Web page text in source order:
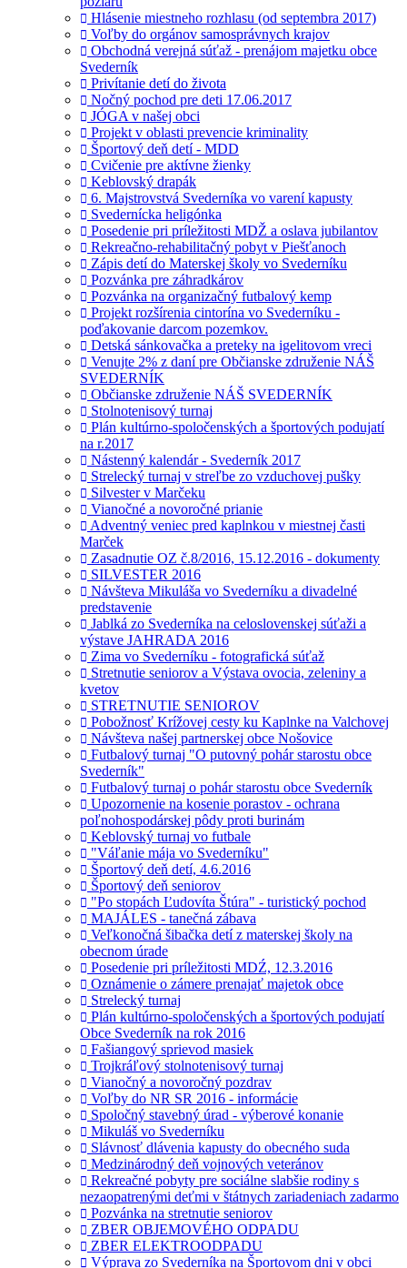
Hlásenie miestneho rozhlasu (od septembra 2017)
Voľby do orgánov samosprávnych krajov
Obchodná verejná súťaž - prenájom majetku obce
Svederník
Privítanie detí do života
Nočný pochod pre deti 17.06.2017
JÓGA v našej obci
Projekt v oblasti prevencie kriminality
Športový deň detí - MDD
Cvičenie pre aktívne žienky
Keblovský drapák
6. Majstrovstvá Svederníka vo varení kapusty
Svedernícka heligónka
Posedenie pri príležitosti MDŽ a oslava jubilantov
Rekreačno-rehabilitačný pobyt v Piešťanoch
Zápis detí do Materskej školy vo Svederníku
Pozvánka pre záhradkárov
Pozvánka na organizačný futbalový kemp
Projekt rozšírenia cintorína vo Svederníku -
poďakovanie darcom pozemkov.
Detská sánkovačka a preteky na igelitovom vreci
Venujte 2% z daní pre Občianske združenie NÁŠ
SVEDERNÍK
Občianske združenie NÁŠ SVEDERNÍK
Stolnotenisový turnaj
Plán kultúrno-spoločenských a športových podujatí
na r.2017
Nástenný kalendár - Svederník 2017
Strelecký turnaj v streľbe zo vzduchovej pušky
Silvester v Marčeku
Vianočné a novoročné prianie
Adventný veniec pred kaplnkou v miestnej časti
Marček
Zasadnutie OZ č.8/2016, 15.12.2016 - dokumenty
SILVESTER 2016
Návšteva Mikuláša vo Svederníku a divadelné
predstavenie
Jablká zo Svederníka na celoslovenskej súťaži a
výstave JAHRADA 2016
Zima vo Svederníku - fotografická súťaž
Stretnutie seniorov a Výstava ovocia, zeleniny a
kvetov
STRETNUTIE SENIOROV
Pobožnosť Krížovej cesty ku Kaplnke na Valchovej
Návšteva našej partnerskej obce Nošovice
Futbalový turnaj "O putovný pohár starostu obce
Svederník"
Futbalový turnaj o pohár starostu obce Svederník
Upozornenie na kosenie porastov - ochrana
poľnohospodárskej pôdy proti burinám
Keblovský turnaj vo futbale
"Váľanie mája vo Svederníku"
Športový deň detí, 4.6.2016
Športový deň seniorov
"Po stopách Ľudovíta Štúra" - turistický pochod
MAJÁLES - tanečná zábava
Veľkonočná šibačka detí z materskej školy na
obecnom úrade
Posedenie pri príležitosti MDŹ, 12.3.2016
Oznámenie o zámere prenajať majetok obce
Strelecký turnaj
Plán kultúrno-spoločenských a športových podujatí
Obce Svederník na rok 2016
Fašiangový sprievod masiek
Trojkráľový stolnotenisový turnaj
Vianočný a novoročný pozdrav
Voľby do NR SR 2016 - informácie
Spoločný stavebný úrad - výberové konanie
Mikuláš vo Svederníku
Slávnosť dlávenia kapusty do obecného suda
Medzinárodný deň vojnových veteránov
Rekreačné pobyty pre sociálne slabšie rodiny s
nezaopatrenými deťmi v štátnych zariadeniach zadarmo
Pozvánka na stretnutie seniorov
ZBER OBJEMOVÉHO ODPADU
ZBER ELEKTROODPADU
Výprava zo Svederníka na Športovom dni v obci